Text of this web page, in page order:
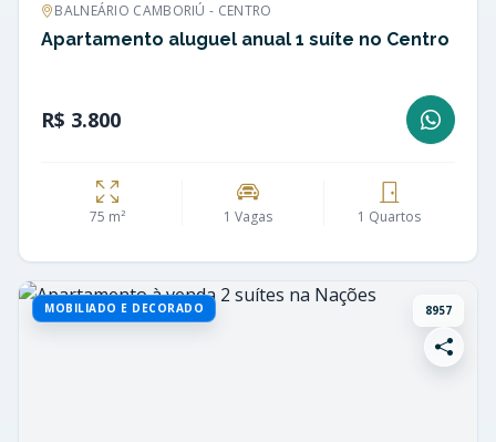
BALNEÁRIO CAMBORIÚ - CENTRO
Apartamento aluguel anual 1 suíte no Centro
R$ 3.800
75 m² 1 Vagas 1 Quartos
MOBILIADO E DECORADO 8957